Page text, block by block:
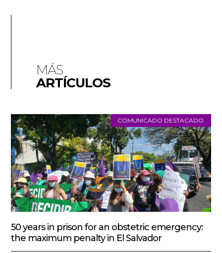
MÁS
ARTÍCULOS
COMUNICADO DESTACADO
50 years in prison for an obstetric emergency:
the maximum penalty in El Salvador